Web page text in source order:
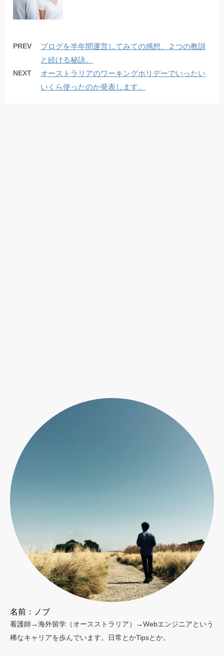
PREV
ブログを半年間運営してみての感想。２つの教訓
と続ける秘訣。
NEXT
オーストラリアのワーキングホリデーでいったい
いくら使ったのか発表します。
名前：ノブ
看護師→海外留学（オースストラリア）→Webエンジニアという
稀なキャリアを歩んでいます。日常とかTipsとか。